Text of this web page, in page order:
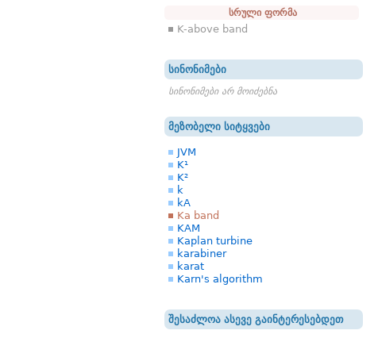
სრული ფორმა
K-above band
სინონიმები
სინონიმები არ მოიძებნა
მეზობელი სიტყვები
JVM
K¹
K²
k
kA
Ka band
KAM
Kaplan turbine
karabiner
karat
Karn's algorithm
შესაძლოა ასევე გაინტერესებდეთ